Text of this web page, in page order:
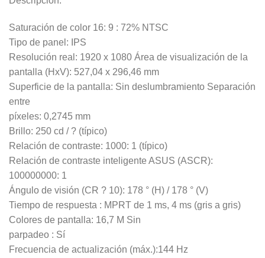
Saturación de color 16: 9 : 72% NTSC
Tipo de panel: IPS
Resolución real: 1920 x 1080 Área de visualización de la
pantalla (HxV): 527,04 x 296,46 mm
Superficie de la pantalla: Sin deslumbramiento Separación
entre
píxeles: 0,2745 mm
Brillo: 250 cd / ? (típico)
Relación de contraste: 1000: 1 (típico)
Relación de contraste inteligente ASUS (ASCR):
100000000: 1
Ángulo de visión (CR ? 10): 178 ° (H) / 178 ° (V)
Tiempo de respuesta : MPRT de 1 ms, 4 ms (gris a gris)
Colores de pantalla: 16,7 M Sin
parpadeo : Sí
Frecuencia de actualización (máx.):144 Hz